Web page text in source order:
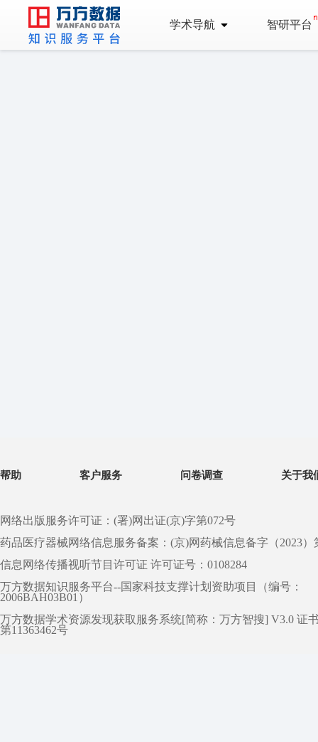
学术导航 智研平台
帮助 客户服务 问卷调查 关于我
网络出版服务许可证：(署)网出证(京)字第072号
药品医疗器械网络信息服务备案：(京)网药械信息备字（2023）
信息网络传播视听节目许可证 许可证号：0108284
万方数据知识服务平台--国家科技支撑计划资助项目（编号：
2006BAH03B01）
万方数据学术资源发现获取服务系统[简称：万方智搜] V3.0 证
第11363462号